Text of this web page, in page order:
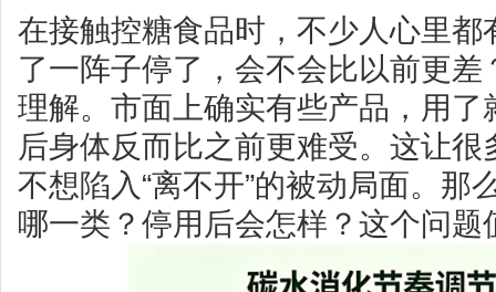
在接触控糖食品时，不少人心里都
了一阵子停了，会不会比以前更
理解。市面上确实有些产品，用了
后身体反而比之前更难受。这让
不想陷入“离不开”的被动局面。那
哪一类？停用后会怎样？这个问题